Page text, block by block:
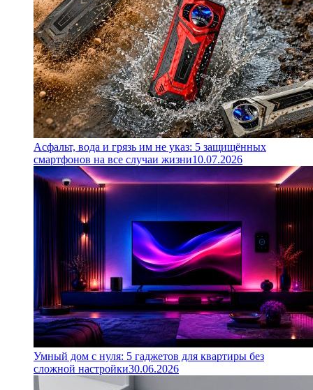
Асфальт, вода и грязь им не указ: 5 защищённых
смартфонов на все случаи жизни10.07.2026
Умный дом с нуля: 5 гаджетов для квартиры без
сложной настройки30.06.2026